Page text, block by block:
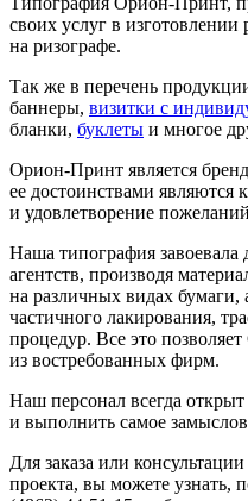
своих услуг в
на ризографе.
Так же в перечень
баннеры, визитки с
бланки, буклеты и многое
Орион-Принт является
ее достоинствами являются
и удовлетворение
Наша типография
агентств, производя
на различных видах бумаги,
частичного лакирования,
процедур. Все это
из востребованных фирм.
Наш персонал всегда
и выполнить самое
Для заказа или
проекта, вы можете узнать,